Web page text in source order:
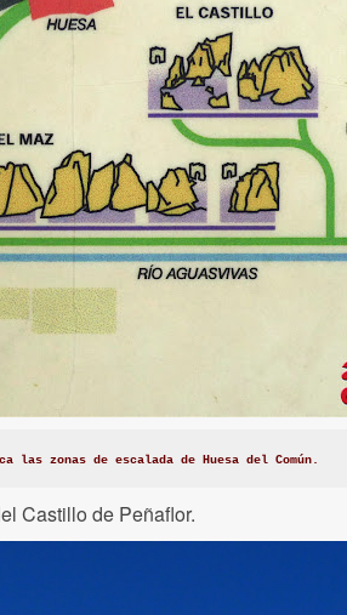
las zonas de escalada de Huesa del Común.
Castillo de Peñaflor.